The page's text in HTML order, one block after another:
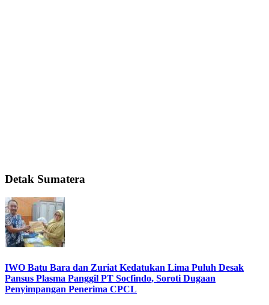
Detak Sumatera
IWO Batu Bara dan Zuriat Kedatukan Lima Puluh Desak
Pansus Plasma Panggil PT Socfindo, Soroti Dugaan
Penyimpangan Penerima CPCL